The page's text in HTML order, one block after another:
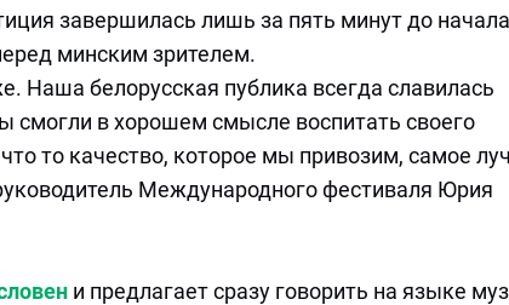
завершилась лишь за пять минут до начала
минским зрителем.
Наша белорусская публика всегда славилась
в хорошем смысле воспитать своего
то качество, которое мы привозим, самое
Международного фестиваля Юрия
и предлагает сразу говорить на языке